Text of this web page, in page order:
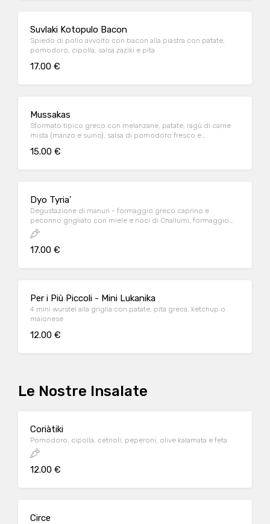
Suvlaki Kotopulo Bacon
Spiedo di pollo avvolto con bacon alla piastra con patate,
pomodoro, cipolla, salsa zaziki e pita
17.00 €
Mussakas
Sformato tipico greco con melanzane, patate, ragù di carne
mista (manzo e suino), salsa di pomodoro fresco e
15.00 €
Dyo Tyria'
Degustazione di manuri - formaggio greco caprino e
pecorino grigliato con miele e noci di Challumi, formaggio
cipriota di mucca e pecora alla griglia con rucola, insalata,
salsa zaziki e accompagnati da pita
17.00 €
Per i Più Piccoli - Mini Lukanika
4 mini wurstel alla griglia con patate, pita greca, ketchup o
maionese
12.00 €
Le Nostre Insalate
Coriàtiki
Pomodoro, cipolla, cetrioli, peperoni, olive kalamata e feta
12.00 €
Circe